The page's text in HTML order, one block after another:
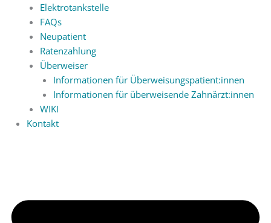
Elektrotankstelle
FAQs
Neupatient
Ratenzahlung
Überweiser
Informationen für Überweisungspatient:innen
Informationen für überweisende Zahnärzt:innen
WIKI
Kontakt